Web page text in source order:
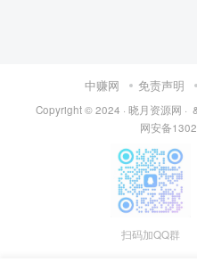
中赚网 免责声明
Copyright © 2024 · 晓月资源网 ·
网安备
扫码加QQ群